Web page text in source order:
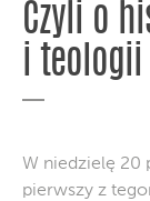
Czyli o
i
W niedzielę 20
pierwszy z